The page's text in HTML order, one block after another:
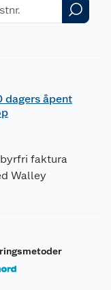
dagers åpent
faktura
Walley